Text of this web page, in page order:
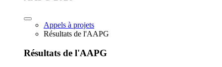
Appels à projets
Résultats de l'AAPG
Résultats de l'AAPG